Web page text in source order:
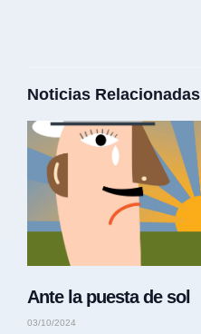
Noticias Relacionadas
Ante la puesta de sol
03/10/2024